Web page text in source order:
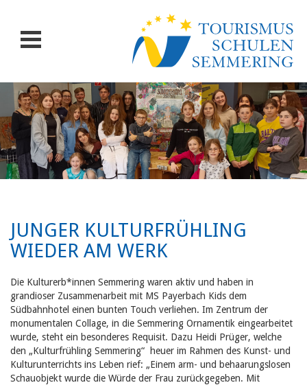
JUNGER KULTURFRÜHLING
WIEDER AM WERK
Die Kulturerb*innen Semmering waren aktiv und haben in
grandioser Zusammenarbeit mit MS Payerbach Kids dem
Südbahnhotel einen bunten Touch verliehen. Im Zentrum der
monumentalen Collage, in die Semmering Ornamentik eingearbeitet
wurde, steht ein besonderes Requisit. Dazu Heidi Prüger, welche
den „Kulturfrühling Semmering“ heuer im Rahmen des Kunst- und
Kulturunterrichts ins Leben rief: „Einem arm- und behaarungslosen
Schauobjekt wurde die Würde der Frau zurückgegeben. Mit